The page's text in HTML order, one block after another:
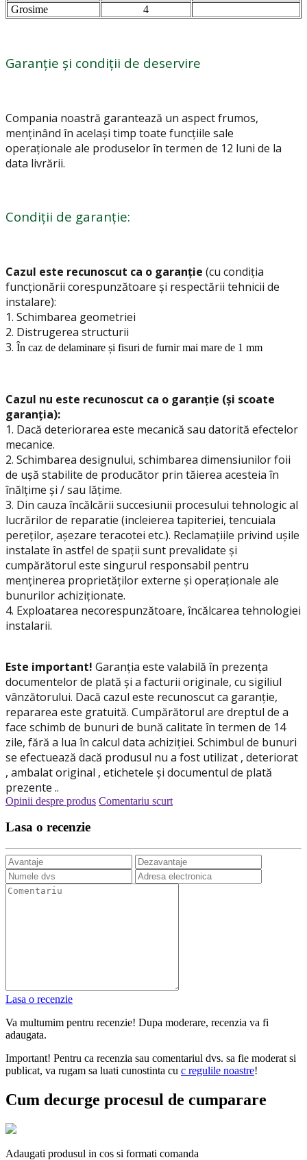
Grosime 4
Garanție și condiții de deservire
Compania noastră garantează un aspect frumos,
menținând în același timp toate funcțiile sale
operaționale ale produselor în termen de 12 luni de la
data livrării.
Condiții de garanție:
Cazul este recunoscut ca o garanție (cu condiția
funcționării corespunzătoare și respectării tehnicii de
instalare):
1. Schimbarea geometriei
2. Distrugerea structurii
3. În caz de delaminare și fisuri de furnir mai mare de 1 mm
Cazul nu este recunoscut ca o garanție (și scoate
garanția):
1. Dacă deteriorarea este mecanică sau datorită efectelor
mecanice.
2. Schimbarea designului, schimbarea dimensiunilor foii
de ușă stabilite de producător prin tăierea acesteia în
înălțime și / sau lățime.
3. Din cauza încălcării succesiunii procesului tehnologic al
lucrărilor de reparatie (incleierea tapiteriei, tencuiala
pereților, așezare teracotei etc.). Reclamațiile privind ușile
instalate în astfel de spații sunt prevalidate și
cumpărătorul este singurul responsabil pentru
menținerea proprietăților externe și operaționale ale
bunurilor achiziționate.
4. Exploatarea necorespunzătoare, încălcarea tehnologiei
instalarii.
Este important! Garanția este valabilă în prezența
documentelor de plată și a facturii originale, cu sigiliul
vânzătorului. Dacă cazul este recunoscut ca garanție,
repararea este gratuită. Cumpărătorul are dreptul de a
face schimb de bunuri de bună calitate în termen de 14
zile, fără a lua în calcul data achiziției. Schimbul de bunuri
se efectuează dacă produsul nu a fost utilizat , deteriorat
, ambalat original , etichetele și documentul de plată
prezente ..
Opinii despre produs Comentariu scurt
Lasa o recenzie
Lasa o recenzie
Va multumim pentru recenzie! Dupa moderare, recenzia va fi
adaugata.
Important! Pentru ca recenzia sau comentariul dvs. sa fie moderat si
publicat, va rugam sa luati cunostinta cu с regulile noastre!
Cum decurge procesul de cumparare
Adaugati produsul in cos si formati comanda